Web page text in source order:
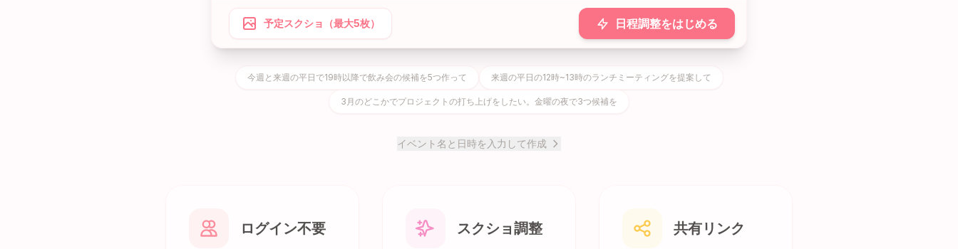
予定スクショ（最大5枚） 日程調整をはじめる
今週と来週の平日で19時以降で飲み会の候補を5つ作って 来週の平日の12時~13時のランチミーティングを提案して
3月のどこかでプロジェクトの打ち上げをしたい。金曜の夜で3つ候補を
イベント名と日時を入力して作成
ログイン不要 スクショ調整 共有リンク